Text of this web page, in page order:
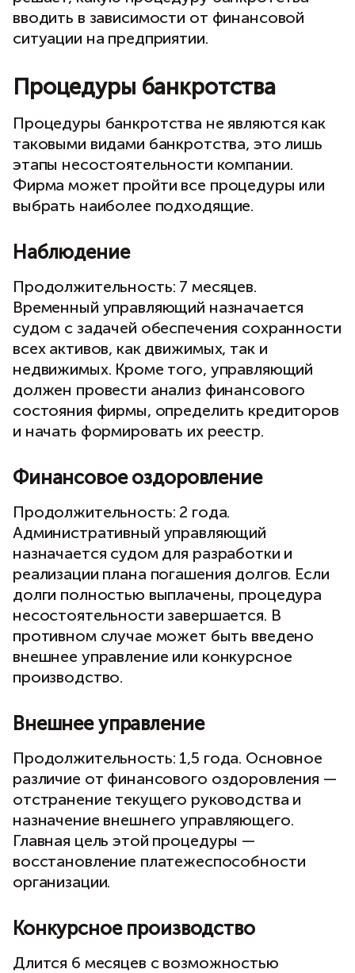
вводить в зависимости от финансовой
ситуации на предприятии.
Процедуры банкротства
Процедуры банкротства не являются как
таковыми видами банкротства, это лишь
этапы несостоятельности компании.
Фирма может пройти все процедуры или
выбрать наиболее подходящие.
Наблюдение
Продолжительность: 7 месяцев.
Временный управляющий назначается
судом с задачей обеспечения сохранности
всех активов, как движимых, так и
недвижимых. Кроме того, управляющий
должен провести анализ финансового
состояния фирмы, определить кредиторов
и начать формировать их реестр.
Финансовое оздоровление
Продолжительность: 2 года.
Административный управляющий
назначается судом для разработки и
реализации плана погашения долгов. Если
долги полностью выплачены, процедура
несостоятельности завершается. В
противном случае может быть введено
внешнее управление или конкурсное
производство.
Внешнее управление
Продолжительность: 1,5 года. Основное
различие от финансового оздоровления —
отстранение текущего руководства и
назначение внешнего управляющего.
Главная цель этой процедуры —
восстановление платежеспособности
организации.
Конкурсное производство
Длится 6 месяцев с возможностью